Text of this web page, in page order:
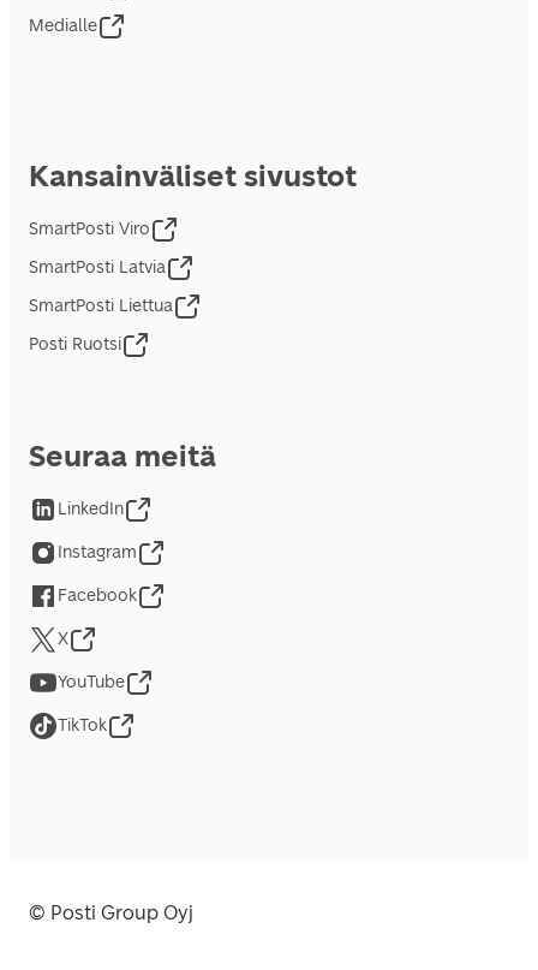
Medialle
Kansainväliset sivustot
SmartPosti Viro
SmartPosti Latvia
SmartPosti Liettua
Posti Ruotsi
Seuraa meitä
LinkedIn
Instagram
Facebook
X
YouTube
TikTok
© Posti Group Oyj